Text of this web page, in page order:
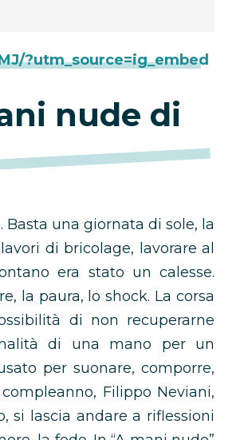
?utm_source=ig_embed
nude di
una giornata di sole, la
di bricolage, lavorare al
era stato un calesse.
la paura, lo shock. La corsa
di non recuperarne
di una mano per un
per suonare, comporre,
Filippo Neviani,
si lascia andare a riflessioni